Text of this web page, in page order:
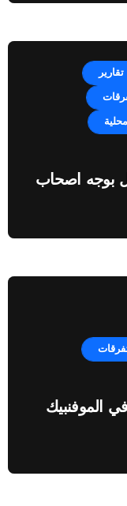
تقارير
محلية
بوجه اصحاب
الموفنبيك